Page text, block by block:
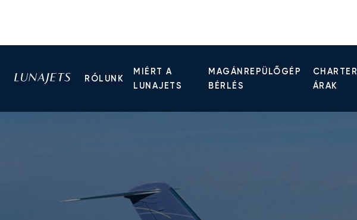
RÓLUNK
MIÉRT A
LUNAJETS
MAGÁNREPÜLŐGÉP
BÉRLÉS
CHARTER
ÁRAK